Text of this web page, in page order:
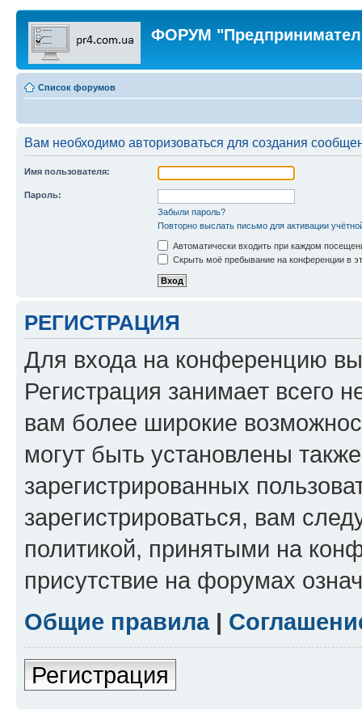
ФОРУМ
Список форумов
Вам необходимо авторизоваться для создания
Имя пользователя:
Пароль:
Забыли пароль?
Повторно выслать письмо для активации
Автоматически входить при каждом
Скрыть моё пребывание на конференции в
РЕГИСТРАЦИЯ
Для входа на конференцию
Регистрация занимает всего
вам более широкие
могут быть установлены
зарегистрированных
зарегистрироваться, вам
политикой, принятыми на
присутствие на форумах
Общие правила|
Регистрация